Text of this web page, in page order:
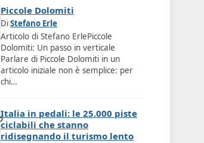
Piccole Dolomiti
DiStefano Erle
Articolo di Stefano ErlePiccole
Dolomiti: Un passo in verticale
Parlare di Piccole Dolomiti in un
articolo iniziale non è semplice: per
chi…
Italia in pedali: le 25.000 piste
ciclabili che stanno
ridisegnando il turismo lento